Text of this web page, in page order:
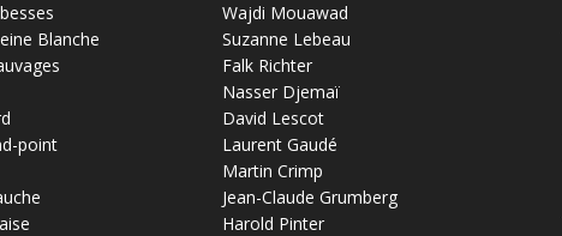
Blanche
point
Wajdi Mouawad
Suzanne Lebeau
Falk Richter
Nasser Djemaï
David Lescot
Laurent Gaudé
Martin Crimp
Jean-Claude Grumberg
Harold Pinter